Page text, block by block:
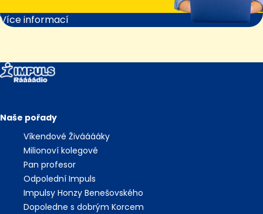
Více informací
Naše pořady
Víkendové Živááááky
Milionoví kolegové
Pan profesor
Odpolední Impuls
Impulsy Honzy Benešovského
Dopoledne s dobrým Korcem